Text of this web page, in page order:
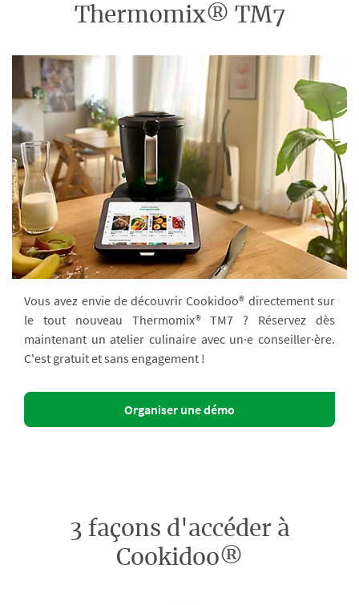
Thermomix® TM7
Vous avez envie de découvrir Cookidoo® directement sur
le tout nouveau Thermomix® TM7 ? Réservez dès
maintenant un atelier culinaire avec un·e conseiller·ère.
C'est gratuit et sans engagement !
Organiser une démo
3 façons d'accéder à
Cookidoo®